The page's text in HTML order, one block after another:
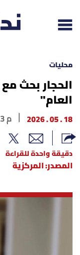
إقرأ الجريدة
لبنان
الغلاف
محليات
الحجار بحث
العام"
18 . 05 . 2026 04 : 23 م
دقيقة واحدة للقراءة
المصدر: المركزية